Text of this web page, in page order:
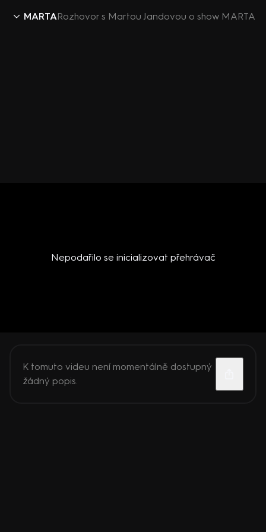
MARTARozhovor s Martou Jandovou o show MARTA
Nepodařilo se inicializovat přehrávač
K tomuto videu není momentálně dostupný
žádný popis.